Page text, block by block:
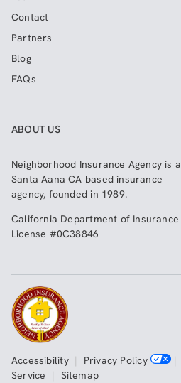
Contact
Partners
Blog
FAQs
ABOUT US
Neighborhood Insurance Agency is a
Santa Aana CA based insurance
agency, founded in 1989.
California Department of Insurance
License #0C38846
Accessibility| Privacy Policy |
Service | Sitemap